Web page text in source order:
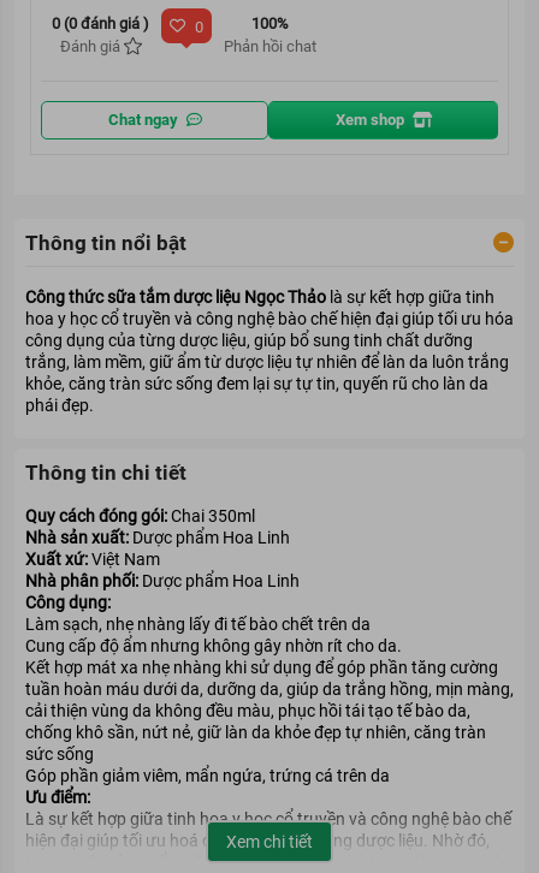
0 (0 đánh giá )
Đánh giá
0
100%
Phản hồi chat
Chat ngay Xem shop
Thông tin nổi bật
Công thức sữa tắm dược liệu Ngọc Thảo là sự kết hợp giữa tinh
hoa y học cổ truyền và công nghệ bào chế hiện đại giúp tối ưu hóa
công dụng của từng dược liệu, giúp bổ sung tinh chất dưỡng
trắng, làm mềm, giữ ẩm từ dược liệu tự nhiên để làn da luôn trắng
khỏe, căng tràn sức sống đem lại sự tự tin, quyến rũ cho làn da
phái đẹp.
Thông tin chi tiết
Quy cách đóng gói:Chai 350ml
Nhà sản xuất: Dược phẩm Hoa Linh
Xuất xứ:Việt Nam
Nhà phân phối: Dược phẩm Hoa Linh
Công dụng:
Làm sạch, nhẹ nhàng lấy đi tế bào chết trên da
Cung cấp độ ẩm nhưng không gây nhờn rít cho da.
Kết hợp mát xa nhẹ nhàng khi sử dụng để góp phần tăng cường
tuần hoàn máu dưới da, dưỡng da, giúp da trắng hồng, mịn màng,
cải thiện vùng da không đều màu, phục hồi tái tạo tế bào da,
chống khô sần, nứt nẻ, giữ làn da khỏe đẹp tự nhiên, căng tràn
sức sống
Góp phần giảm viêm, mẩn ngứa, trứng cá trên da
Ưu điểm:
Là sự kết hợp giữa tinh hoa y học cổ truyền và công nghệ bào chế
hiện đại giúp tối ưu hoá công dụng của từng dược liệu. Nhờ đó,
tạo ra một sản phẩm sữa tắm hoàn chỉnh phù hợp với mọi loại da,
Xem chi tiết